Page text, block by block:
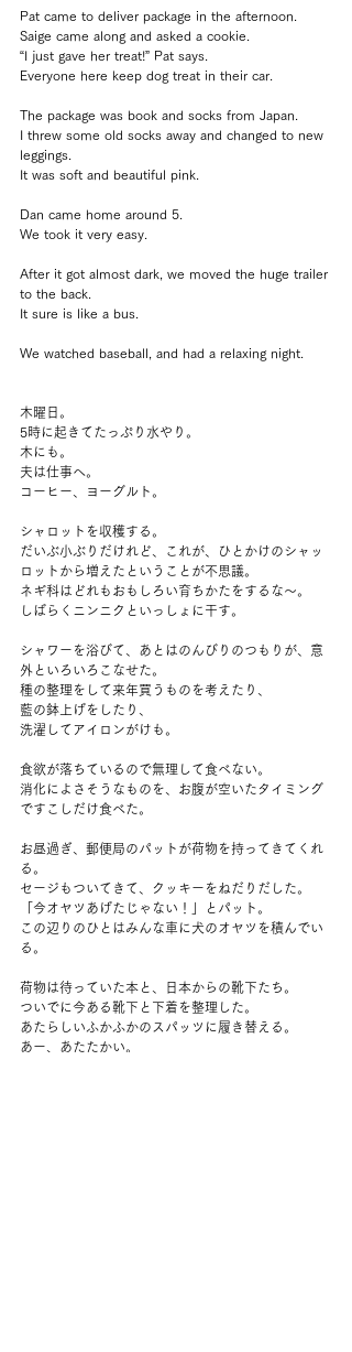
Pat came to deliver package in the afternoon.
Saige came along and asked a cookie.
“I just gave her treat!” Pat says.
Everyone here keep dog treat in their car.
The package was book and socks from Japan.
I threw some old socks away and changed to new
leggings.
It was soft and beautiful pink.
Dan came home around 5.
We took it very easy.
After it got almost dark, we moved the huge trailer
to the back.
It sure is like a bus.
We watched baseball, and had a relaxing night.
木曜日。
5時に起きてたっぷり水やり。
木にも。
夫は仕事へ。
コーヒー、ヨーグルト。
シャロットを収穫する。
だいぶ小ぶりだけれど、これが、ひとかけのシャッ
ロットから増えたということが不思議。
ネギ科はどれもおもしろい育ちかたをするな～。
しばらくニンニクといっしょに干す。
シャワーを浴びて、あとはのんびりのつもりが、意
外といろいろこなせた。
種の整理をして来年買うものを考えたり、
藍の鉢上げをしたり、
洗濯してアイロンがけも。
食欲が落ちているので無理して食べない。
消化によさそうなものを、お腹が空いたタイミング
ですこしだけ食べた。
お昼過ぎ、郵便局のパットが荷物を持ってきてくれ
る。
セージもついてきて、クッキーをねだりだした。
「今オヤツあげたじゃない！」とパット。
この辺りのひとはみんな車に犬のオヤツを積んでい
る。
荷物は待っていた本と、日本からの靴下たち。
ついでに今ある靴下と下着を整理した。
あたらしいふかふかのスパッツに履き替える。
あー、あたたかい。